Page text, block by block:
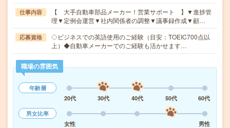
仕事内容
【 大手自動車部品メーカー！営業サポート 】▼進捗管
理▼定例会運営▼社内関係者の調整▼議事録作成▼顧…
応募資格
◇ビジネスでの英語使用のご経験（目安：TOEIC700点以
上）◆自動車メーカーでのご経験も活かせます…
職場の雰囲気
年齢層
20代
30代 40代 50代
60代
男女比率
女性
男性